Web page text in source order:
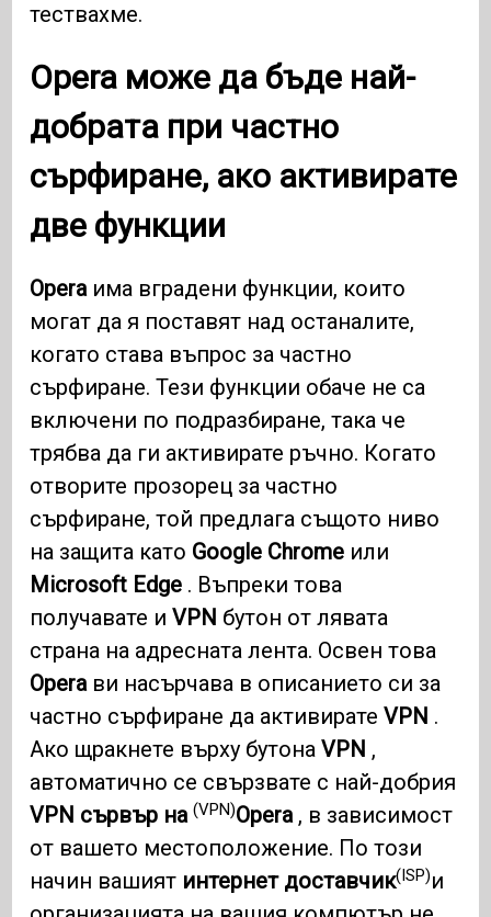
тествахме.
Opera може да бъде най-
добрата при частно
сърфиране, ако активирате
две функции
Operaима вградени функции, които
могат да я поставят над останалите,
когато става въпрос за частно
сърфиране. Тези функции обаче не са
включени по подразбиране, така че
трябва да ги активирате ръчно. Когато
отворите прозорец за частно
сърфиране, той предлага същото ниво
на защита като Google Chrome или
Microsoft Edge . Въпреки това
получавате иVPN бутон от лявата
страна на адресната лента. Освен това
Operaви насърчава в описанието си за
частно сърфиране да активиратеVPN .
Ако щракнете върху бутонаVPN ,
автоматично се свързвате с най-добрия
VPN сървър на(VPN)Opera, в зависимост
от вашето местоположение. По този
начин вашият интернет доставчик(ISP)и